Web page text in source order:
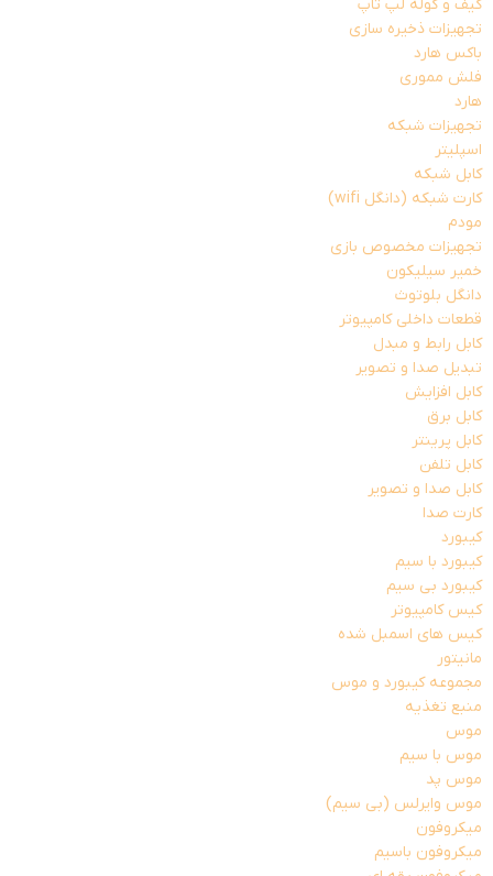
کیف و کوله لپ تاپ
تجهیزات ذخیره سازی
باکس هارد
فلش مموری
هارد
تجهیزات شبکه
اسپلیتر
کابل شبکه
کارت شبکه (دانگل wifi)
مودم
تجهیزات مخصوص بازی
خمیر سیلیکون
دانگل بلوتوث
قطعات داخلی کامپیوتر
کابل رابط و مبدل
تبدیل صدا و تصویر
کابل افزایش
کابل برق
کابل پرینتر
کابل تلفن
کابل صدا و تصویر
کارت صدا
کیبورد
کیبورد با سیم
کیبورد بی سیم
کیس کامپیوتر
کیس های اسمبل شده
مانیتور
مجموعه کیبورد و موس
منبع تغذیه
موس
موس با سیم
موس پد
موس وایرلس (بی سیم)
میکروفون
میکروفون باسیم